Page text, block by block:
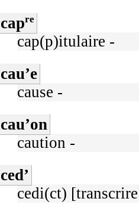
capre
cap(p)itulaire -
cau’e
cause -
cau’on
caution -
ced’
cedi(ct)